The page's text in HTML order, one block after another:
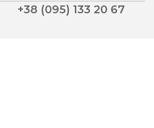
+38 (095) 133 20 67